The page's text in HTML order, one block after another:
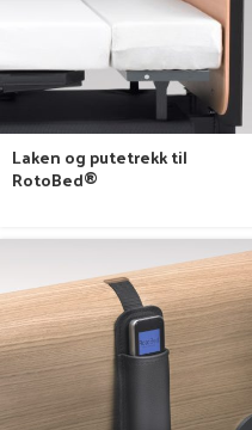
Laken og putetrekk til
RotoBed®